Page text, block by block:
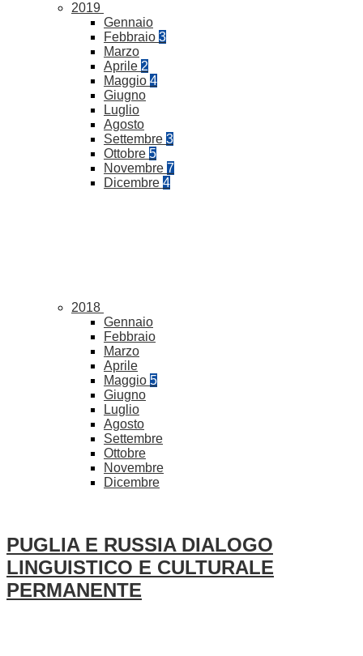
2019
Gennaio
Febbraio 3
Marzo
Aprile 2
Maggio 4
Giugno
Luglio
Agosto
Settembre 3
Ottobre 5
Novembre 7
Dicembre 4
2018
Gennaio
Febbraio
Marzo
Aprile
Maggio 5
Giugno
Luglio
Agosto
Settembre
Ottobre
Novembre
Dicembre
PUGLIA E RUSSIA DIALOGO
LINGUISTICO E CULTURALE
PERMANENTE